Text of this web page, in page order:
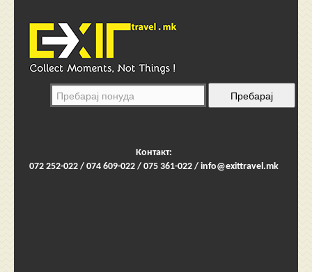
Контакт:
072 252-022 / 074 609-022 / 075 361-022 / info@exittravel.mk